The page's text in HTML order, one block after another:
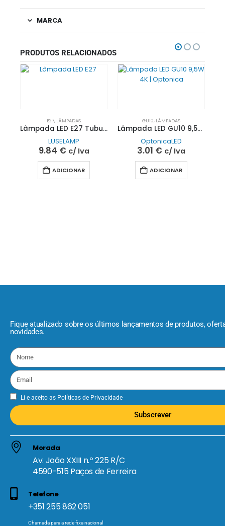
MARCA
PRODUTOS RELACIONADOS
E27, LÂMPADAS
Lâmpada LED E27 Tubular T7B 13W 3K
LUSELAMP
9.84 € c/ Iva
ADICIONAR
GU10, LÂMPADAS
Lâmpada LED GU10 9,5W 4K | Optonica
OptonicaLED
3.01 € c/ Iva
ADICIONAR
Fique atualizado sobre os últimos lançamentos de produtos,
novidades.
Li e aceito as Políticas de Privacidade
Subscrever
Morada
Av. João XXIII n.º 225 R/C
4590-515 Paços de Ferreira
Telefone
+351 255 862 051
Chamada para a rede fixa nacional